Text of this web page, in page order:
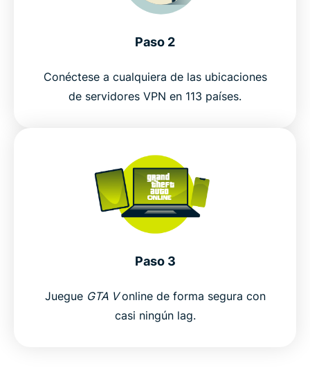
Paso 2
Conéctese a cualquiera de las ubicaciones
de servidores VPN en 113 países.
Paso 3
Juegue GTA Vonline de forma segura con
casi ningún lag.